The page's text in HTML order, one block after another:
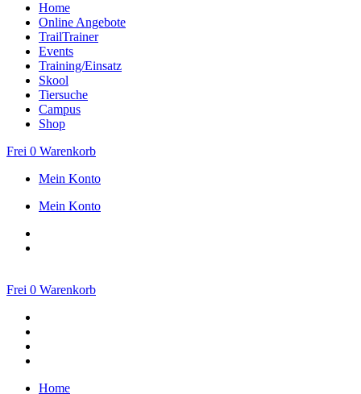
Home
Online Angebote
TrailTrainer
Events
Training/Einsatz
Skool
Tiersuche
Campus
Shop
Frei 0 Warenkorb
Mein Konto
Mein Konto
Frei 0 Warenkorb
Home